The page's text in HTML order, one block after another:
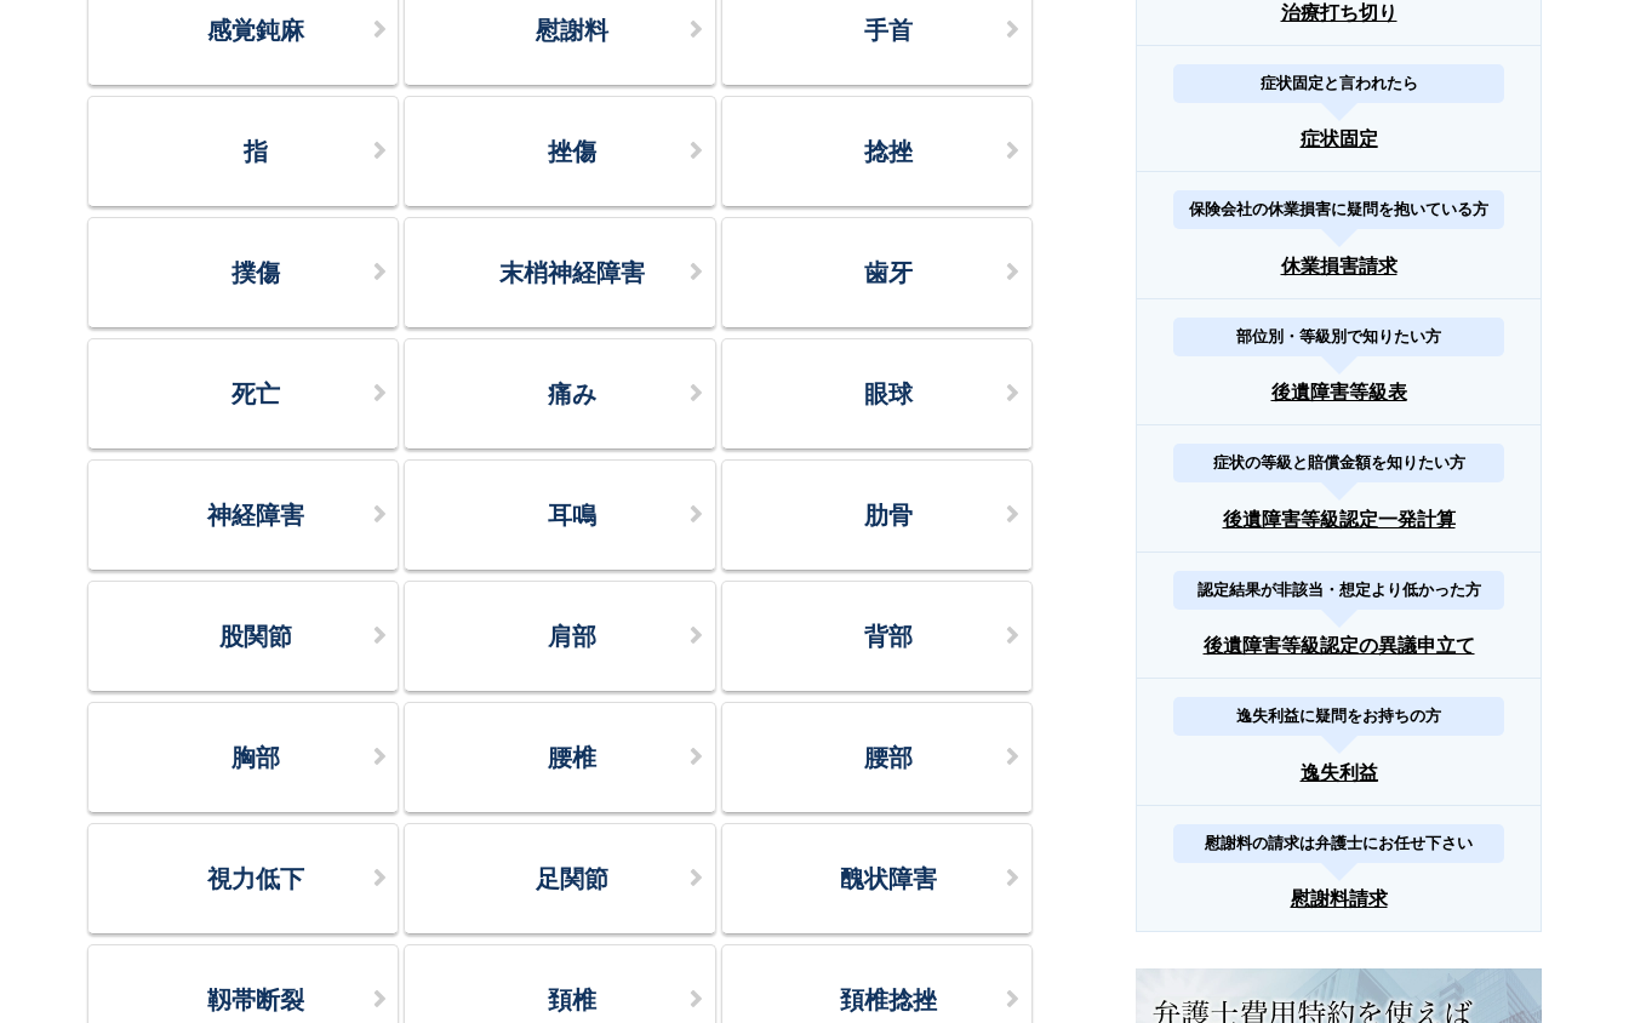
感覚鈍麻 慰謝料 手首
指 挫傷 捻挫
撲傷 末梢神経障害 歯牙
死亡 痛み 眼球
神経障害 耳鳴 肋骨
股関節 肩部 背部
胸部 腰椎 腰部
視力低下 足関節 醜状障害
靱帯断裂 頚椎 頚椎捻挫
治療打ち切り
症状固定と言われたら
症状固定
保険会社の休業損害に疑問を抱いている方
休業損害請求
部位別・等級別で知りたい方
後遺障害等級表
症状の等級と賠償金額を知りたい方
後遺障害等級認定一発計算
認定結果が非該当・想定より低かった方
後遺障害等級認定の異議申立て
逸失利益に疑問をお持ちの方
逸失利益
慰謝料の請求は弁護士にお任せ下さい
慰謝料請求